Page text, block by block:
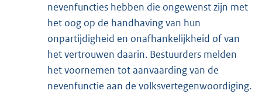
nevenfuncties hebben die ongewenst zijn met
het oog op de handhaving van hun
onpartijdigheid en onafhankelijkheid of van
het vertrouwen daarin. Bestuurders melden
het voornemen tot aanvaarding van de
nevenfunctie aan de volksvertegenwoordiging.